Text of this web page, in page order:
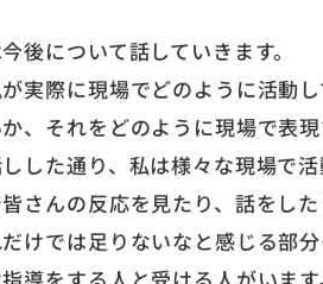
後について話していきます。
実際に現場でどのように活動
、それをどのように現場で表
した通り、私は様々な現場で活
さんの反応を見たり、話をし
けでは足りないなと感じる部分